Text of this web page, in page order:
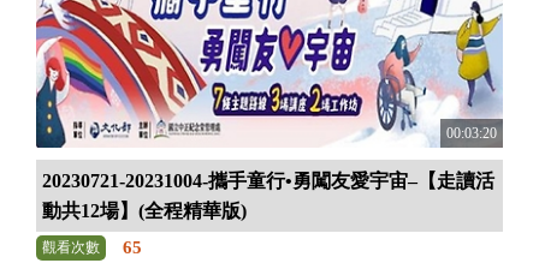
00:03:20
20230721-20231004-攜手童行•勇闖友愛宇宙–【走讀活
動共12場】(全程精華版)
觀看次數 65